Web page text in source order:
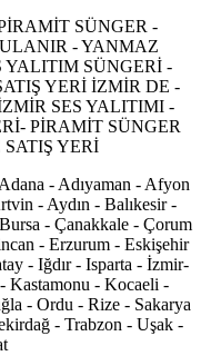
SÜNGER -
- YANMAZ
YALITIM SÜNGERİ -
YERİ İZMİR DE -
SES YALITIMI -
PİRAMİT SÜNGER
YERİ
- Adıyaman - Afyon
- Aydın - Balıkesir -
- Çanakkale - Çorum
- Erzurum - Eskişehir
- Iğdır - Isparta - İzmir-
Kastamonu - Kocaeli -
- Ordu - Rize - Sakarya
- Trabzon - Uşak -